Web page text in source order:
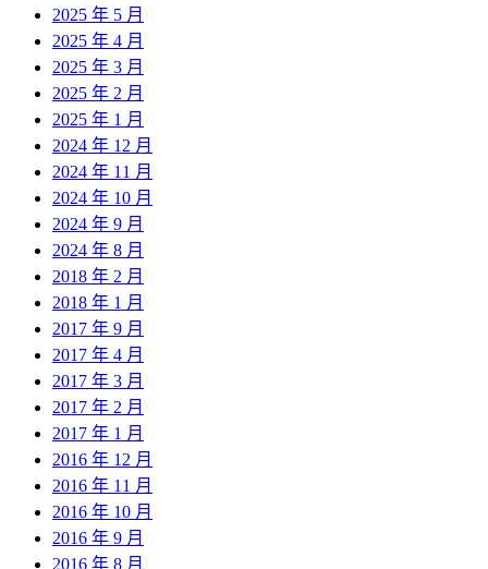
2025 年 5 月
2025 年 4 月
2025 年 3 月
2025 年 2 月
2025 年 1 月
2024 年 12 月
2024 年 11 月
2024 年 10 月
2024 年 9 月
2024 年 8 月
2018 年 2 月
2018 年 1 月
2017 年 9 月
2017 年 4 月
2017 年 3 月
2017 年 2 月
2017 年 1 月
2016 年 12 月
2016 年 11 月
2016 年 10 月
2016 年 9 月
2016 年 8 月